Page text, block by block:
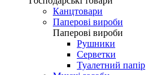
Канцтовари
Паперові вироби
Паперові вироби
Рушники
Серветки
Туалетний папір